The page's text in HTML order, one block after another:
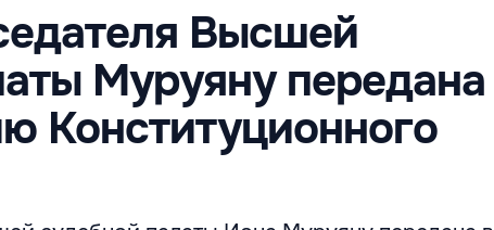
Высшей
Муруяну передана
Конституционного